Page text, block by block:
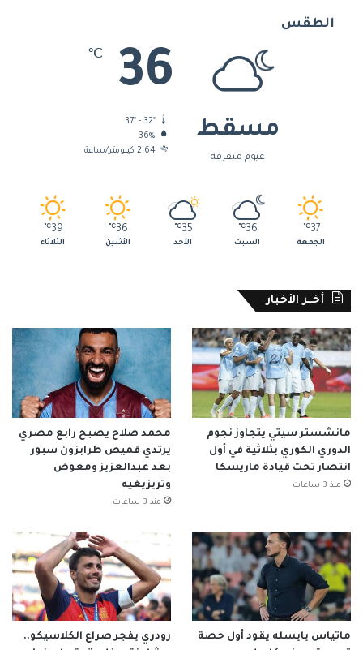
الطقس
مسقط
غيوم متفرقة
36
℃
37º - 32º
36%
2.64 كيلومتر/ساعة
37
℃
الجمعة
36
℃
السبت
35
℃
الأحد
36
℃
الأثنين
39
℃
الثلاثاء
أخــر الأخبار
مانشستر سيتي يتجاوز نجوم
الدوري الكوري بثلاثية في أول
انتصار تحت قيادة ماريسكا
منذ 3 ساعات
محمد صلاح يصبح رابع مصري
يرتدي قميص طرابزون سبور
بعد عبدالعزيز ومعوض
وتريزيغيه
منذ 3 ساعات
ماتياس يايسله يقود أول حصة
رودري يفجر صراع الكلاسيكو..